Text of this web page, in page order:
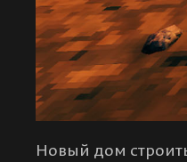
Новый дом